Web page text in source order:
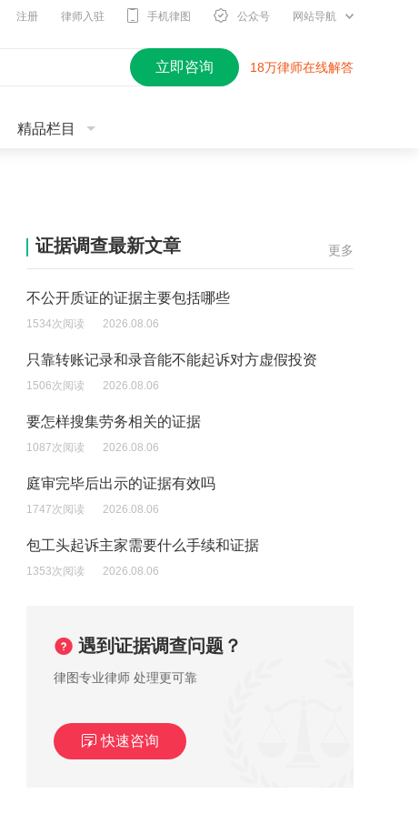
注册 律师入驻 手机律图 公众号 网站导航
立即咨询 18万律师在线解答
精品栏目
更多
证据调查最新文章
不公开质证的证据主要包括哪些
1534次阅读 2026.08.06
只靠转账记录和录音能不能起诉对方虚假投资
1506次阅读 2026.08.06
要怎样搜集劳务相关的证据
1087次阅读 2026.08.06
庭审完毕后出示的证据有效吗
1747次阅读 2026.08.06
包工头起诉主家需要什么手续和证据
1353次阅读 2026.08.06
遇到证据调查问题？
律图专业律师 处理更可靠
快速咨询